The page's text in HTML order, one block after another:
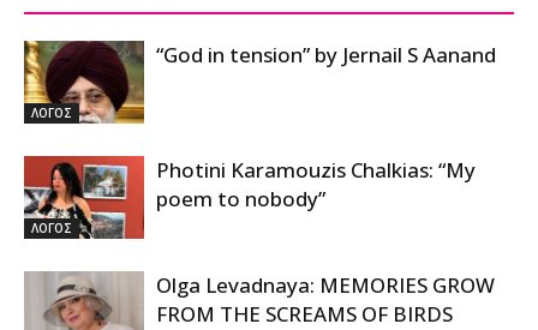
ΛΟΓΟΣ
“God in tension” by Jernail S Aanand
ΛΟΓΟΣ
Photini Karamouzis Chalkias: “My
poem to nobody”
Olga Levadnaya: MEMORIES GROW
FROM THE SCREAMS OF BIRDS